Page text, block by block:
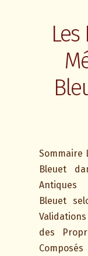
Sommaire
Bleuet
Antiques
Bleuet
des